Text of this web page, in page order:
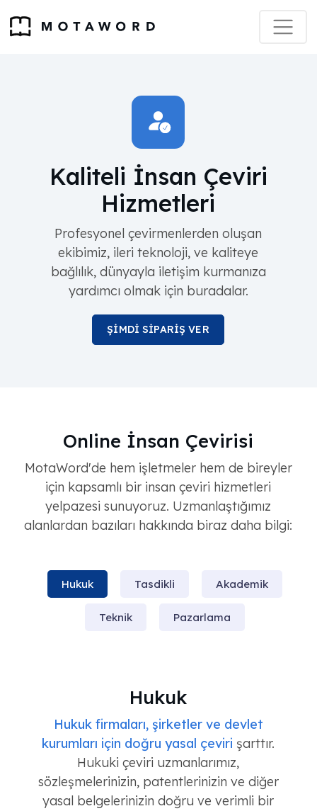
Kaliteli İnsan Çeviri
Hizmetleri
Profesyonel çevirmenlerden oluşan
ekibimiz, ileri teknoloji, ve kaliteye
bağlılık, dünyayla iletişim kurmanıza
yardımcı olmak için buradalar.
ŞİMDİ SİPARİŞ VER
Online İnsan Çevirisi
MotaWord'de hem işletmeler hem de bireyler
için kapsamlı bir insan çeviri hizmetleri
yelpazesi sunuyoruz. Uzmanlaştığımız
alanlardan bazıları hakkında biraz daha bilgi:
Hukuk Tasdikli Akademik
Teknik Pazarlama
Hukuk
Hukuk firmaları, şirketler ve devlet
kurumları için doğru yasal çeviri şarttır.
Hukuki çeviri uzmanlarımız,
sözleşmelerinizin, patentlerinizin ve diğer
yasal belgelerinizin doğru ve verimli bir